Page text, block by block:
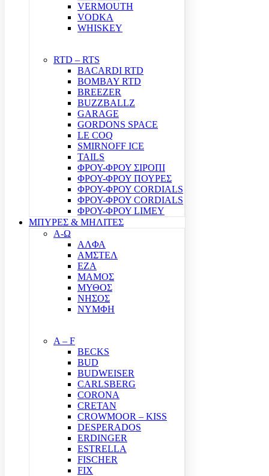
VERMOUTH
VODKA
WHISKEY
RTD – RTS
BACARDI RTD
BOMBAY RTD
BREEZER
BUZZBALLZ
GARAGE
GORDONS SPACE
LE COQ
SMIRNOFF ICE
TAILS
ΦΡΟΥ-ΦΡΟΥ ΣΙΡΟΠΙ
ΦΡΟΥ-ΦΡΟΥ ΠΟΥΡΕΣ
ΦΡΟΥ-ΦΡΟΥ CORDIALS
ΦΡΟΥ-ΦΡΟΥ CORDIALS
ΦΡΟΥ-ΦΡΟΥ LIMEY
ΜΠΥΡΕΣ & ΜΗΛΙΤΕΣ
Α-Ω
ΑΛΦΑ
ΑΜΣΤΕΛ
ΕΖΑ
ΜΑΜΟΣ
ΜΥΘΟΣ
ΝΗΣΟΣ
ΝΥΜΦΗ
A – F
BECKS
BUD
BUDWEISER
CARLSBERG
CORONA
CRETAN
CROWMOOR – KISS
DESPERADOS
ERDINGER
ESTRELLA
FISCHER
FIX